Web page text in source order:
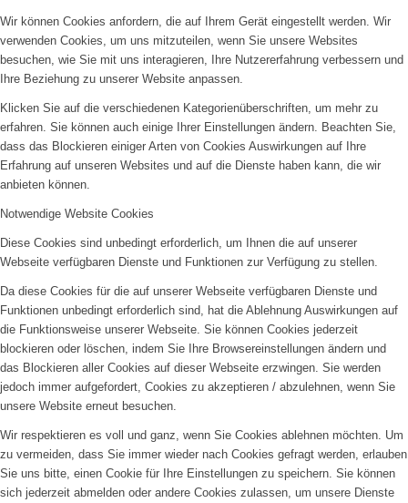
Wir können Cookies anfordern, die auf Ihrem Gerät eingestellt werden. Wir
verwenden Cookies, um uns mitzuteilen, wenn Sie unsere Websites
besuchen, wie Sie mit uns interagieren, Ihre Nutzererfahrung verbessern und
Ihre Beziehung zu unserer Website anpassen.
Klicken Sie auf die verschiedenen Kategorienüberschriften, um mehr zu
erfahren. Sie können auch einige Ihrer Einstellungen ändern. Beachten Sie,
dass das Blockieren einiger Arten von Cookies Auswirkungen auf Ihre
Erfahrung auf unseren Websites und auf die Dienste haben kann, die wir
anbieten können.
Notwendige Website Cookies
Diese Cookies sind unbedingt erforderlich, um Ihnen die auf unserer
Webseite verfügbaren Dienste und Funktionen zur Verfügung zu stellen.
Da diese Cookies für die auf unserer Webseite verfügbaren Dienste und
Funktionen unbedingt erforderlich sind, hat die Ablehnung Auswirkungen auf
die Funktionsweise unserer Webseite. Sie können Cookies jederzeit
blockieren oder löschen, indem Sie Ihre Browsereinstellungen ändern und
das Blockieren aller Cookies auf dieser Webseite erzwingen. Sie werden
jedoch immer aufgefordert, Cookies zu akzeptieren / abzulehnen, wenn Sie
unsere Website erneut besuchen.
Wir respektieren es voll und ganz, wenn Sie Cookies ablehnen möchten. Um
zu vermeiden, dass Sie immer wieder nach Cookies gefragt werden, erlauben
Sie uns bitte, einen Cookie für Ihre Einstellungen zu speichern. Sie können
sich jederzeit abmelden oder andere Cookies zulassen, um unsere Dienste